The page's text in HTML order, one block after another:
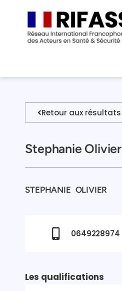
Retour aux résultats
Stephanie Olivier
STEPHANIE OLIVIER
0649228974
Les qualifications